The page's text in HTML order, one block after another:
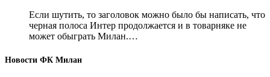
Если шутить, то заголовок можно было бы написать, что
черная полоса Интер продолжается и в товарняке не
может обыграть Милан.…
Новости ФК Милан